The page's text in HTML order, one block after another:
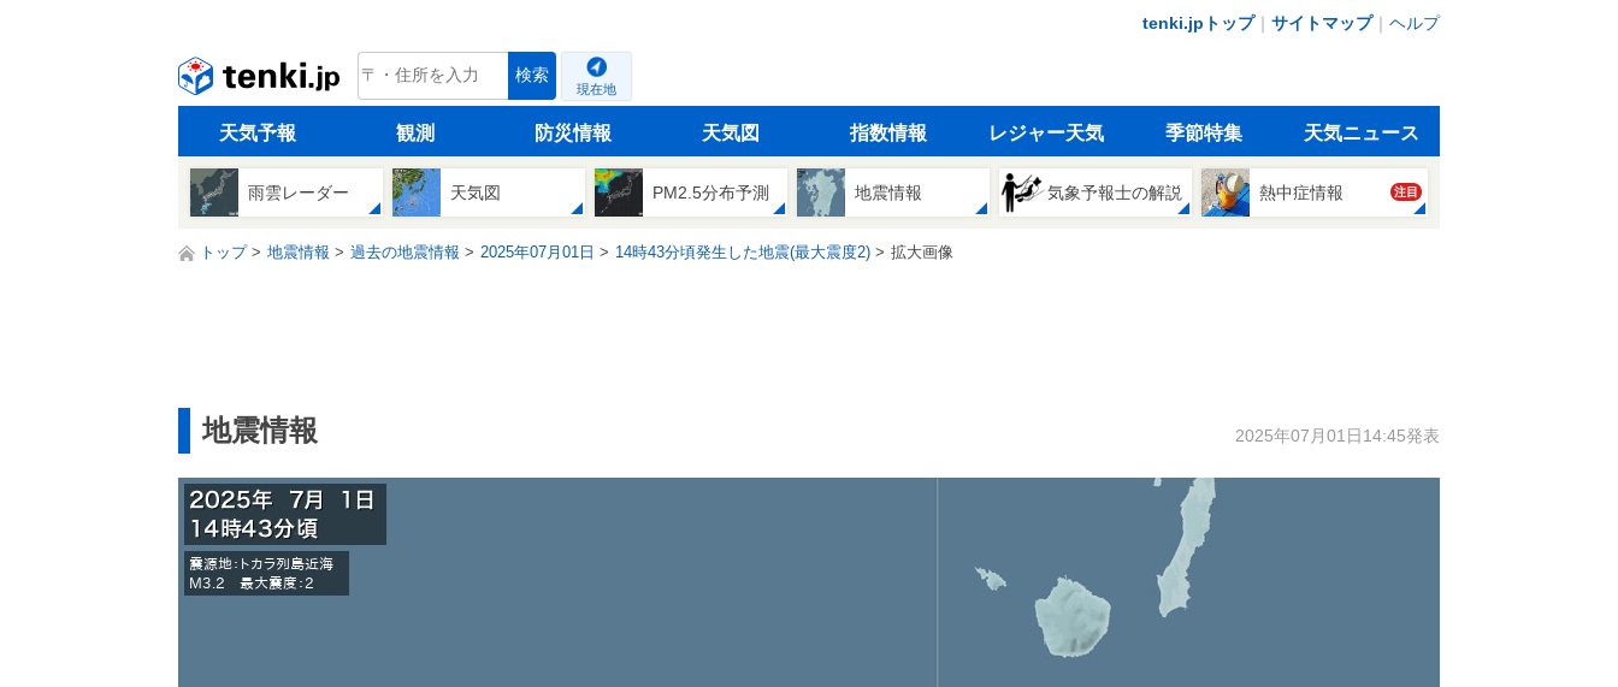
tenki.jpトップ｜ サイトマップ｜ ヘルプ
tenki.jp 検索
現在地
天気予報 観測 防災情報 天気図 指数情報 レジャー天気 季節特集 天気ニュース
雨雲レーダー 天気図 PM2.5分布予測 地震情報 気象予報士の解説 熱中症情報 注目
トップ 地震情報 過去の地震情報 2025年07月01日 14時43分頃発生した地震(最大震度2) 拡大画像
地震情報 2025年07月01日14:45発表